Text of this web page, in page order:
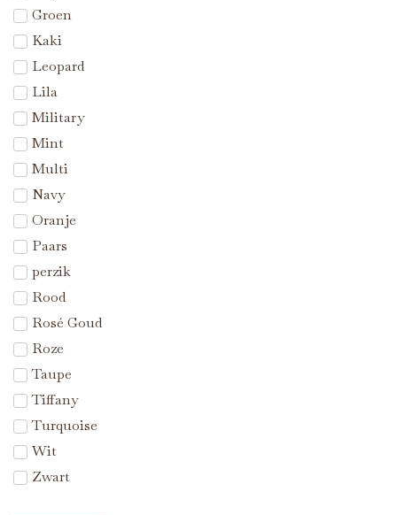
Groen
Kaki
Leopard
Lila
Military
Mint
Multi
Navy
Oranje
Paars
perzik
Rood
Rosé Goud
Roze
Taupe
Tiffany
Turquoise
Wit
Zwart